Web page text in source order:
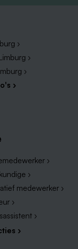
›
›
›
›
›
›
medewerker ›
›
›
›